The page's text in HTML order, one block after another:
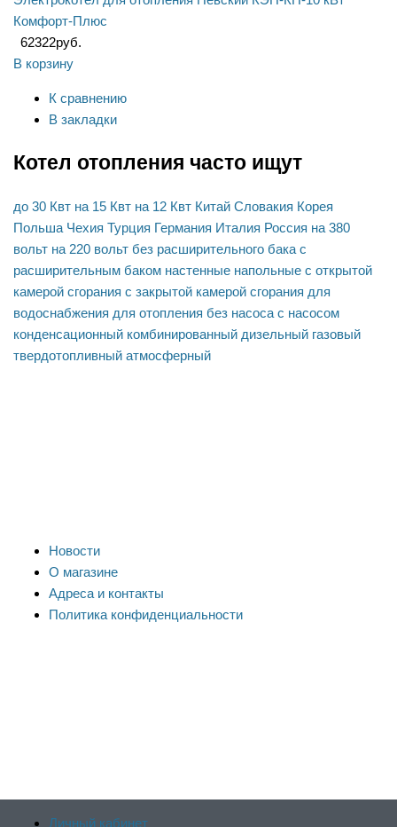
Комфорт-Плюс
62322руб.
В корзину
К сравнению
В закладки
Котел отопления часто ищут
до 30 Квт на 15 Квт на 12 Квт Китай Словакия Корея
Польша Чехия Турция Германия Италия Россия на 380
вольт на 220 вольт без расширительного бака с
расширительным баком настенные напольные с открытой
камерой сгорания с закрытой камерой сгорания для
водоснабжения для отопления без насоса с насосом
конденсационный комбинированный дизельный газовый
твердотопливный атмосферный
Новости
О магазине
Адреса и контакты
Политика конфиденциальности
Личный кабинет